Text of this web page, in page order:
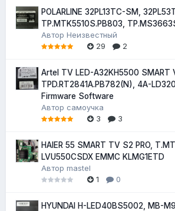
POLARLINE 32PL13TC-SM,
TP.MTK5510S.PB803,
Автор Неизвестный
29
2
Artel TV LED-A32KH5500 SMART
TPD.RT2841A.PB782(N), 4A-
Firmware Software
Автор самоучка
3
3
HAIER 55 SMART TV S2 PRO,
LVU550CSDX EMMC KLMG1ETD
Автор mastel
1
0
HYUNDAI H-LED40BS5002, MB-